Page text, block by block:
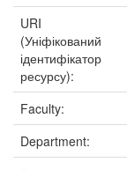
URI
(Уніфікований
ідентифікатор
ресурсу):
Faculty:
Department: